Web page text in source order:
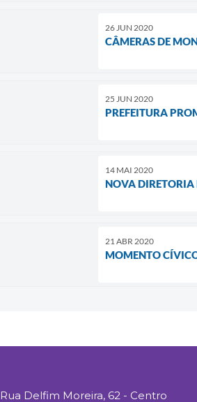
26 JUN 2020
CÂMERAS DE
25 JUN 2020
PREFEITURA
14 MAI 2020
NOVA DIRETORIA
21 ABR 2020
MOMENTO
Rua Delfim Moreira, 62 - Centro